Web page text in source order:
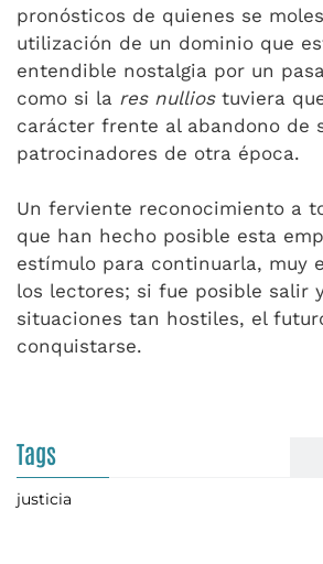
pronósticos de quienes se
utilización de un dominio que
entendible nostalgia por un
como si la res nulliostuviera
carácter frente al abandono de
patrocinadores de otra época.
Un ferviente reconocimiento a
que han hecho posible esta
estímulo para continuarla, muy
los lectores; si fue posible salir
situaciones tan hostiles, el
conquistarse.
Tags
justicia